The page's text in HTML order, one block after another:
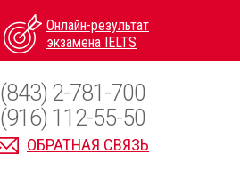
Онлайн-результат
экзамена IELTS
ОБРАТНАЯ СВЯЗЬ
(843) 2-781-700
(916) 112-55-50